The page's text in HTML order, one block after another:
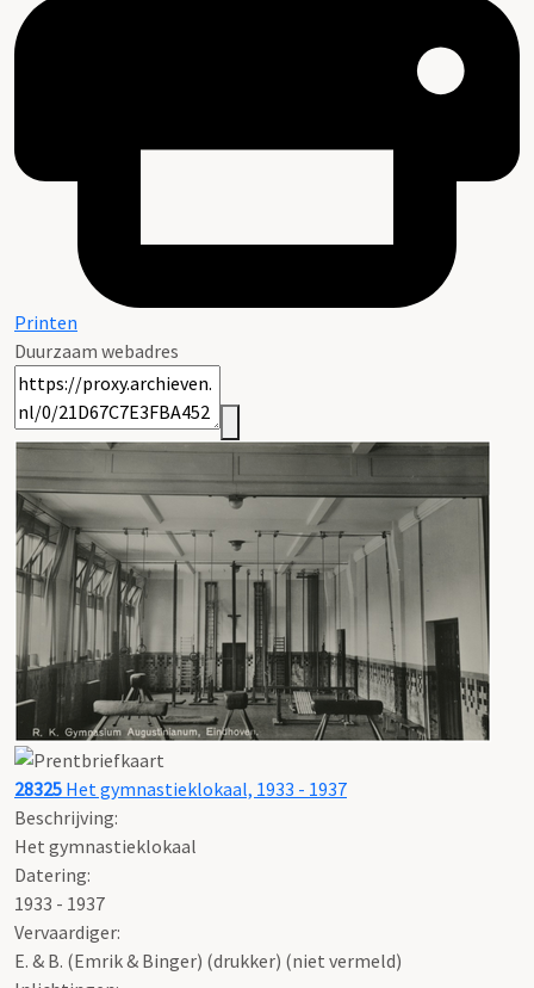
Printen
Duurzaam webadres
28325 Het gymnastieklokaal, 1933 - 1937
Beschrijving:
Het gymnastieklokaal
Datering:
1933 - 1937
Vervaardiger:
E. & B. (Emrik & Binger) (drukker) (niet vermeld)